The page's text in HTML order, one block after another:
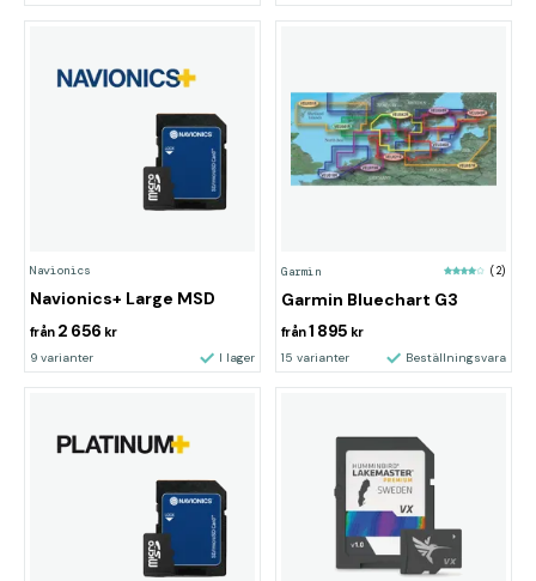
Navionics
Navionics+ Large MSD
från 2 656 kr
9 varianter I lager
Garmin (2)
Garmin Bluechart G3
från1 895 kr
15 varianter Beställningsvara